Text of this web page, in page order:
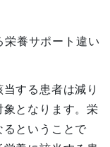
養サポート違い
する患者は減り
となります。栄
ということで